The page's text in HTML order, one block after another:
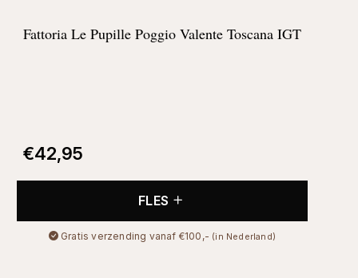
Fattoria Le Pupille Poggio Valente Toscana IGT
€42,95
FLES
Gratis verzending vanaf €100,- (in Nederland)